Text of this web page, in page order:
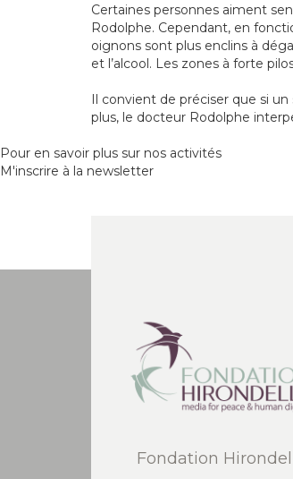
Certaines personnes aiment
Rodolphe. Cependant, en
oignons sont plus enclins à
et l’alcool. Les zones à forte
Il convient de préciser que si
plus, le docteur Rodolphe
Pour en savoir plus sur nos activités
M'inscrire à la newsletter
Fondation